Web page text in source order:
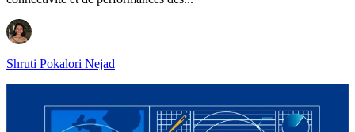
Shruti Pokalori Nejad